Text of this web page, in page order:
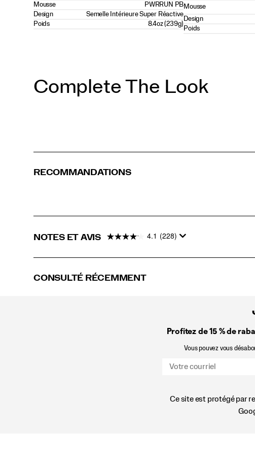
Mousse
PWRRUN PB
Design
Semelle Intérieure Super Réactive
Poids
8.4oz (239g)
Mousse
Design
Poids
Complete The Look
RECOMMANDATIONS
NOTES ET AVIS 4.1 (228)
CONSULTÉ RÉCEMMENT
Profitez de 15 %de
Vous pouvez vous
Ce site est protégé par